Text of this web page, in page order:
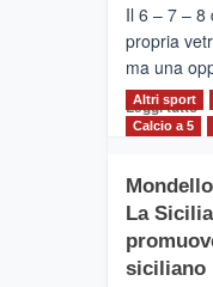
di
Il 6 – 7 – 8
propria
ma una
Leggi tutto
DI
(Ct)
Altri sport
Calcio a 5
La
siciliano